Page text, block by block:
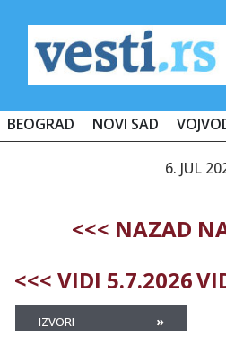
BEOGRAD NOVI SAD
6. JUL
<<< NAZAD
<<< VIDI 5.7.2026
IZVORI »